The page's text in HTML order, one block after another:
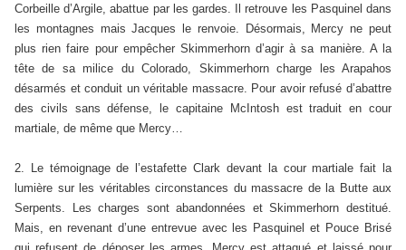
Corbeille d’Argile, abattue par les gardes. Il retrouve les Pasquinel dans
les montagnes mais Jacques le renvoie. Désormais, Mercy ne peut
plus rien faire pour empêcher Skimmerhorn d’agir à sa manière. A la
tête de sa milice du Colorado, Skimmerhorn charge les Arapahos
désarmés et conduit un véritable massacre. Pour avoir refusé d’abattre
des civils sans défense, le capitaine McIntosh est traduit en cour
martiale, de même que Mercy…
2. Le témoignage de l’estafette Clark devant la cour martiale fait la
lumière sur les véritables circonstances du massacre de la Butte aux
Serpents. Les charges sont abandonnées et Skimmerhorn destitué.
Mais, en revenant d’une entrevue avec les Pasquinel et Pouce Brisé
qui refusent de déposer les armes, Mercy est attaqué et laissé pour